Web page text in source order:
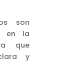
son
en la
que
y